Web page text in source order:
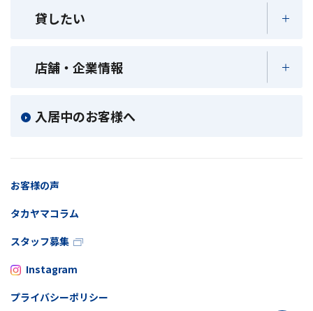
貸したい
店舗・企業情報
入居中のお客様へ
お客様の声
タカヤマコラム
スタッフ募集
Instagram
プライバシーポリシー